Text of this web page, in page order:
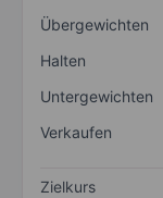
Übergewichten
Halten
Untergewichten
Verkaufen
Zielkurs